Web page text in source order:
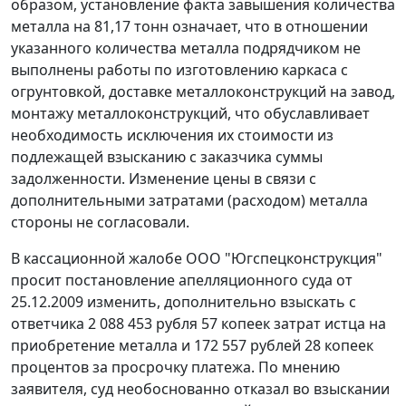
образом, установление факта завышения количества
металла на 81,17 тонн означает, что в отношении
указанного количества металла подрядчиком не
выполнены работы по изготовлению каркаса с
огрунтовкой, доставке металлоконструкций на завод,
монтажу металлоконструкций, что обуславливает
необходимость исключения их стоимости из
подлежащей взысканию с заказчика суммы
задолженности. Изменение цены в связи с
дополнительными затратами (расходом) металла
стороны не согласовали.
В кассационной жалобе ООО "Югспецконструкция"
просит постановление апелляционного суда от
25.12.2009 изменить, дополнительно взыскать с
ответчика 2 088 453 рубля 57 копеек затрат истца на
приобретение металла и 172 557 рублей 28 копеек
процентов за просрочку платежа. По мнению
заявителя, суд необоснованно отказал во взыскании